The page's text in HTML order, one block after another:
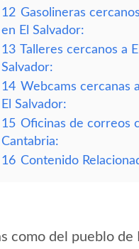
12 Gasolineras
en El Salvador:
13 Talleres cercanos a
Salvador:
14 Webcams cercanas
El Salvador:
15 Oficinas de correos
Cantabria:
16 Contenido
como del pueblo de